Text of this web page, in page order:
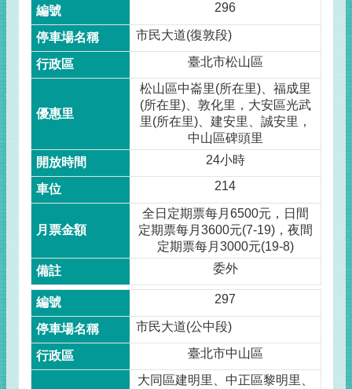
296
市民大道(復敦段)
臺北市松山區
松山區中崙里(所在里)、福成里
(所在里)、敦化里，大安區光武
里(所在里)、建安里、誠安里，
中山區碑頭里
24小時
214
全日定期票每月6500元，日間
定期票每月3600元(7-19)，夜間
定期票每月3000元(19-8)
委外
297
市民大道(公中段)
臺北市中山區
大同區建明里、中正區黎明里、